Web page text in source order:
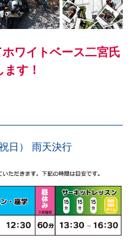
ワイトベース二宮氏
す！
日） 雨天決行